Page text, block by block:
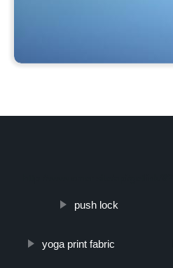
push lock
yoga print fabric